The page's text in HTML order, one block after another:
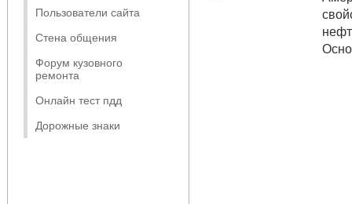
Пользователи сайта
Стена общения
Форум кузовного
ремонта
Онлайн тест пдд
Дорожные знаки